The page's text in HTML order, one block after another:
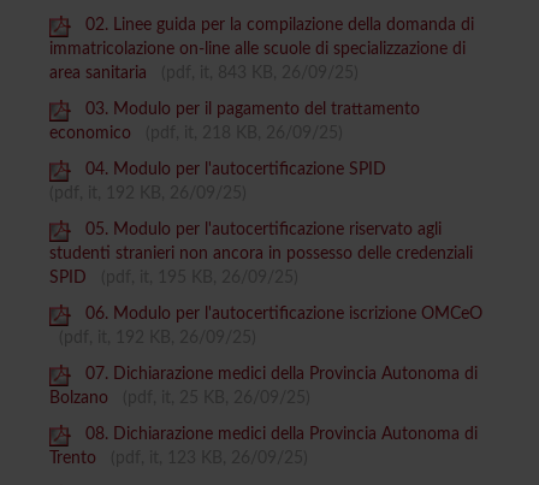
02. Linee guida per la compilazione della domanda di
immatricolazione on-line alle scuole di specializzazione di
area sanitaria
03. Modulo per il pagamento del trattamento
economico
04. Modulo per l'autocertificazione SPID
05. Modulo per l'autocertificazione riservato agli
studenti stranieri non ancora in possesso delle credenziali
SPID
06. Modulo per l'autocertificazione iscrizione OMCeO
07. Dichiarazione medici della Provincia Autonoma di
Bolzano
08. Dichiarazione medici della Provincia Autonoma di
Trento